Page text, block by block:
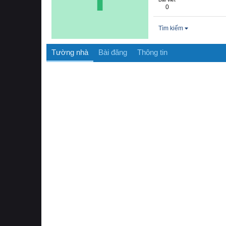
0
Tìm kiếm
Tường nhà Bài đăng Thông tin